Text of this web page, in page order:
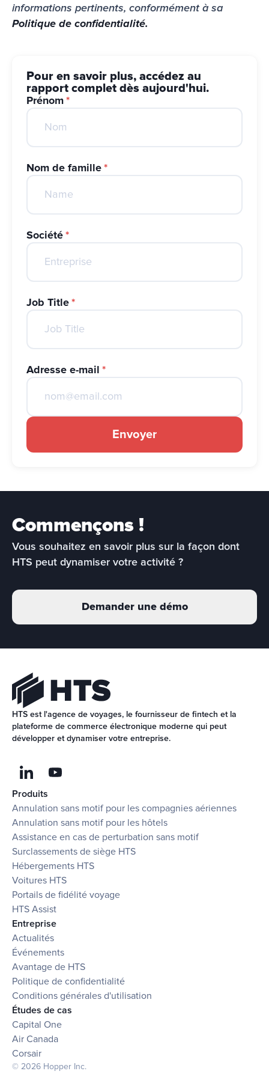
Politique de confidentialité.
Pour en savoir plus, accédez au
rapport complet dès aujourd'hui.
Prénom *
Nom de famille *
Société *
Job Title *
Adresse e-mail *
Envoyer
Commençons !
Vous souhaitez en savoir plus sur la façon dont
HTS peut dynamiser votre activité ?
Demander une démo
HTS est l'agence de voyages, le fournisseur de fintech et la
plateforme de commerce électronique moderne qui peut
développer et dynamiser votre entreprise.
Produits
Annulation sans motif pour les compagnies aériennes
Annulation sans motif pour les hôtels
Assistance en cas de perturbation sans motif
Surclassements de siège HTS
Hébergements HTS
Voitures HTS
Portails de fidélité voyage
HTS Assist
Entreprise
Actualités
Événements
Avantage de HTS
Politique de confidentialité
Conditions générales d'utilisation
Études de cas
Capital One
Air Canada
Corsair
© 2026 Hopper Inc.